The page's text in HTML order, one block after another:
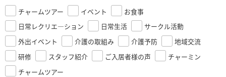
チャームツアー イベント
お食事
日常レクリエ―ション
日常生活
サークル活動
外出イベント
介護の取組み 介護予防
地域交流
研修
スタッフ紹介 ご入居者様の声
チャーミン
チャームツアー